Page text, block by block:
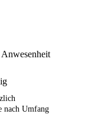
nach Umfang